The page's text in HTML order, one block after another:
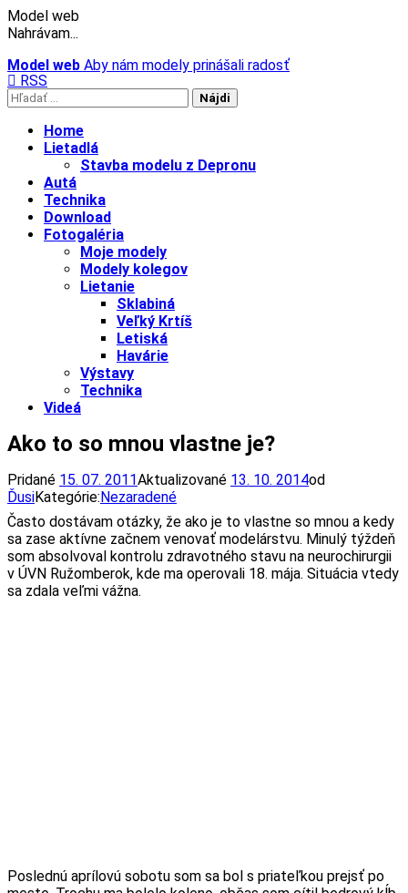
Model web
Nahrávam...
Prejsť
na
obsah
Model web Aby nám modely prinášali radosť
RSS
Hľadať:
Home
Lietadlá
Stavba modelu z Depronu
Autá
Technika
Download
Fotogaléria
Moje modely
Modely kolegov
Lietanie
Sklabiná
Veľký Krtíš
Letiská
Havárie
Výstavy
Technika
Videá
Ako to so mnou vlastne je?
Pridané 15. 07. 2011Aktualizované 13. 10. 2014od
ĎusiKategórie:Nezaradené
Často dostávam otázky, že ako je to vlastne so mnou a kedy
sa zase aktívne začnem venovať modelárstvu. Minulý týždeň
som absolvoval kontrolu zdravotného stavu na neurochirurgii
v ÚVN Ružomberok, kde ma operovali 18. mája. Situácia vtedy
sa zdala veľmi vážna.
Poslednú aprílovú sobotu som sa bol s priateľkou prejsť po